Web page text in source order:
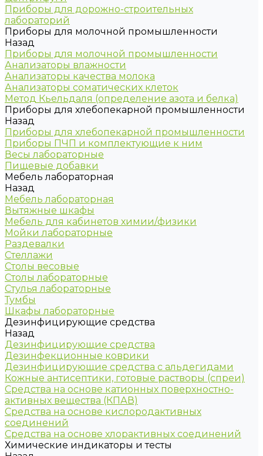
Приборы для дорожно-строительных
лабораторий
Приборы для молочной промышленности
Назад
Приборы для молочной промышленности
Анализаторы влажности
Анализаторы качества молока
Анализаторы соматических клеток
Метод Кьельдаля (определение азота и белка)
Приборы для хлебопекарной промышленности
Назад
Приборы для хлебопекарной промышленности
Приборы ПЧП и комплектующие к ним
Весы лабораторные
Пищевые добавки
Мебель лабораторная
Назад
Мебель лабораторная
Вытяжные шкафы
Мебель для кабинетов химии/физики
Мойки лабораторные
Раздевалки
Стеллажи
Столы весовые
Столы лабораторные
Стулья лабораторные
Тумбы
Шкафы лабораторные
Дезинфицирующие средства
Назад
Дезинфицирующие средства
Дезинфекционные коврики
Дезинфицирующие средства с альдегидами
Кожные антисептики, готовые растворы (спреи)
Средства на основе катионных поверхностно-
активных вещества (КПАВ)
Средства на основе кислородактивных
соединений
Средства на основе хлорактивных соединений
Химические индикаторы и тесты